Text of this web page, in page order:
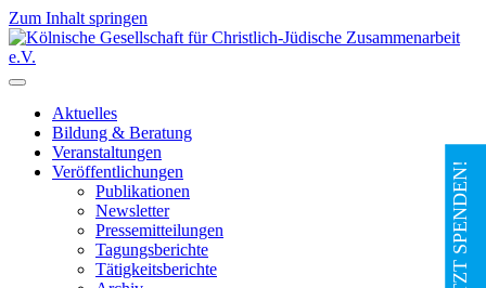
Zum Inhalt springen
Hauptnavigation
Aktuelles
Bildung & Beratung
Veranstaltungen
Veröffentlichungen
Publikationen
Newsletter
Pressemitteilungen
Tagungsberichte
Tätigkeitsberichte
JETZT SPENDEN!